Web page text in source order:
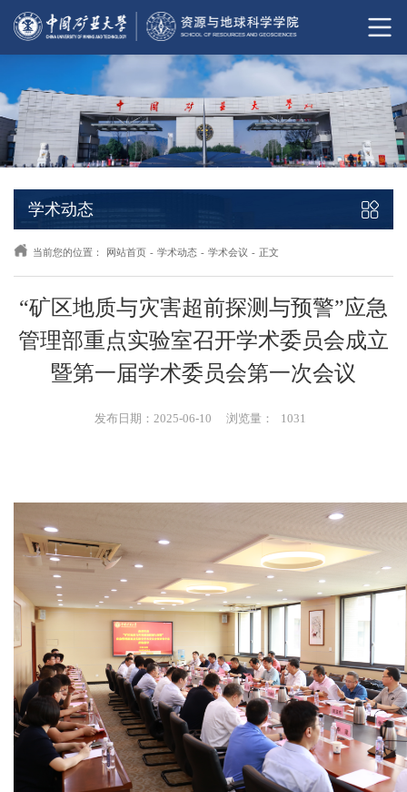
学术动态
当前您的位置： 网站首页 - 学术动态 - 学术会议 - 正文
“矿区地质与灾害超前探测与预警”应急
管理部重点实验室召开学术委员会成立
暨第一届学术委员会第一次会议
发布日期：2025-06-10 浏览量： 1031